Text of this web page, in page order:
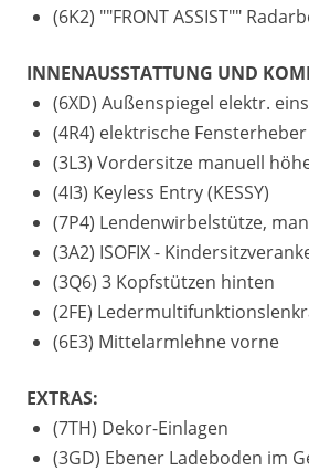
(6K2) ""FRONT ASSIST""
INNENAUSSTATTUNG UND
(6XD) Außenspiegel elektr.
(4R4) elektrische
(3L3) Vordersitze manuell
(4I3) Keyless Entry (KESSY)
(7P4) Lendenwirbelstütze,
(3A2) ISOFIX -
(3Q6) 3 Kopfstützen hinten
(2FE)
(6E3) Mittelarmlehne vorne
EXTRAS:
(7TH) Dekor-Einlagen
(3GD) Ebener Ladeboden im